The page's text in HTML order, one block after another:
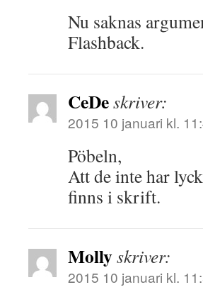
Nu saknas
Flashback.
CeDeskriver:
2015 10 januari kl.
Pöbeln,
Att de inte har
finns i skrift.
Mollyskriver:
2015 10 januari kl.